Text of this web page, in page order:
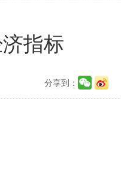
指标
分享到：